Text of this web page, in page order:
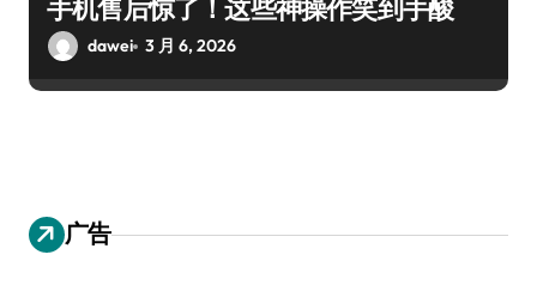
手机售后惊了！这些神操作笑到手酸
dawei 3 月 6, 2026
广告